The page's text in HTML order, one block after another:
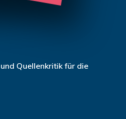
Quellenkritik für die